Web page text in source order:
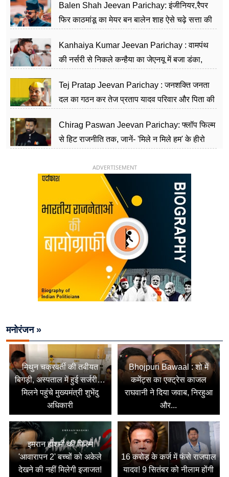
Balen Shah Jeevan Parichay: इंजीनियर,रैपर
फिर काठमांडू का मेयर बन बालेन शाह ऐसे चढ़े सत्ता की
Kanhaiya Kumar Jeevan Parichay : वामपंथ
की नर्सरी से निकले कन्हैया का जेएनयू में बजा डंका,
Tej Pratap Jeevan Parichay : जनशक्ति जनता
दल का गठन कर तेज प्रताप यादव परिवार और पिता की
Chirag Paswan Jeevan Parichay: फ्लॉप फिल्म
से हिट राजनीति तक, जानें- 'मिले न मिले हम' के हीरो
ADVERTISEMENT
मनोरंजन »
मिथुन चक्रवर्ती की तबीयत
बिगड़ी, अस्पताल में हुई सर्जरी…
मिलने पहुंचे मुख्यमंत्री शुभेंदु
अधिकारी
Bhojpuri Bawaal : शो में
कमेंट्स का एक्ट्रेस काजल
राघवानी ने दिया जवाब, निरहुआ
और...
इमरान हाशमी की फिल्म
'आवारापन 2' बच्चों को अकेले
देखने की नहीं मिलेगी इजाजत!
16 करोड़ के कर्ज में फंसे राजपाल
यादव! 9 सितंबर को नीलाम होंगी